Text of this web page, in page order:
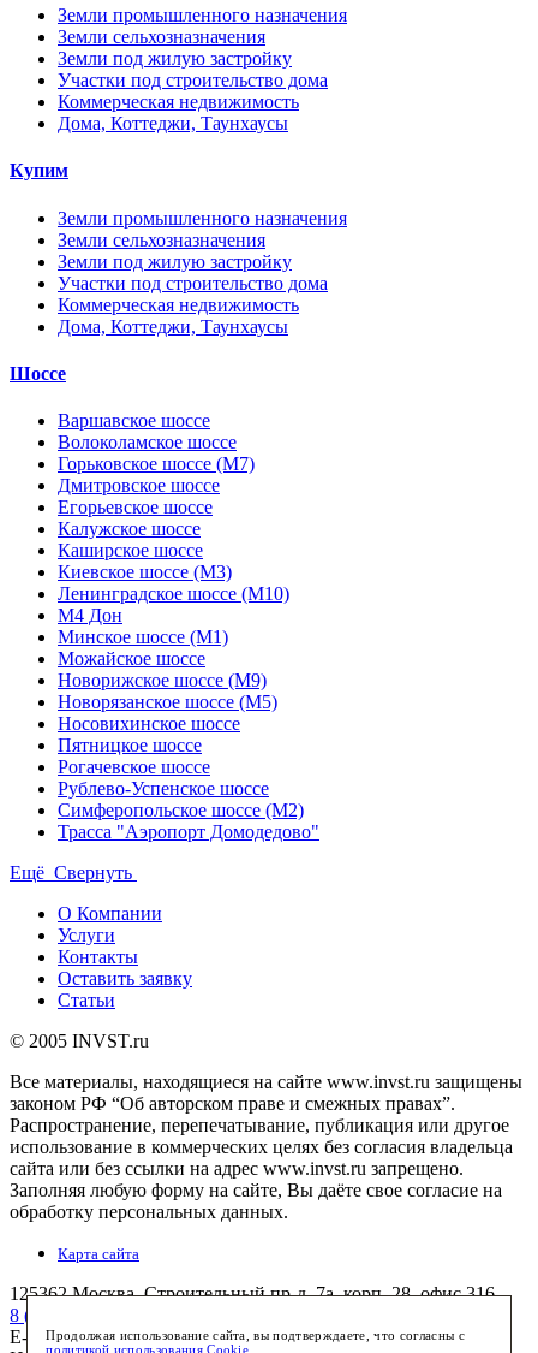
Земли промышленного назначения
Земли сельхозназначения
Земли под жилую застройку
Участки под строительство дома
Коммерческая недвижимость
Дома, Коттеджи, Таунхаусы
Купим
Земли промышленного назначения
Земли сельхозназначения
Земли под жилую застройку
Участки под строительство дома
Коммерческая недвижимость
Дома, Коттеджи, Таунхаусы
Шоссе
Варшавское шоссе
Волоколамское шоссе
Горьковское шоссе (М7)
Дмитровское шоссе
Егорьевское шоссе
Калужское шоссе
Каширское шоссе
Киевское шоссе (М3)
Ленинградское шоссе (М10)
М4 Дон
Минское шоссе (М1)
Можайское шоссе
Новорижское шоссе (М9)
Новорязанское шоссе (М5)
Носовихинское шоссе
Пятницкое шоссе
Рогачевское шоссе
Рублево-Успенское шоссе
Симферопольское шоссе (М2)
Трасса "Аэропорт Домодедово"
Ещё Свернуть
О Компании
Услуги
Контакты
Оставить заявку
Статьи
© 2005 INVST.ru
Все материалы, находящиеся на сайте www.invst.ru защищены
законом РФ “Об авторском праве и смежных правах”.
Распространение, перепечатывание, публикация или другое
использование в коммерческих целях без согласия владельца
сайта или без ссылки на адрес www.invst.ru запрещено.
Заполняя любую форму на сайте, Вы даёте свое согласие на
обработку персональных данных.
Карта сайта
125362 Москва,Строительный пр-д, 7а, корп. 28, офис 316
8 (495) 772-7658
E-mail:info@invst.ru
Продолжая использование сайта, вы подтверждаете, что согласны с
политикой использования Cookie